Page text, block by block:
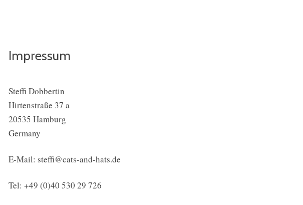
Impressum
Steffi Dobbertin
Hirtenstraße 37 a
20535 Hamburg
Germany
E-Mail: steffi@cats-and-hats.de
Tel: +49 (0)40 530 29 726